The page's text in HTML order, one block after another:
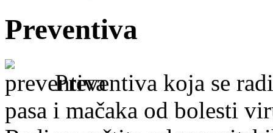
Preventiva
Preventiva koja se
pasa i mačaka od bolesti